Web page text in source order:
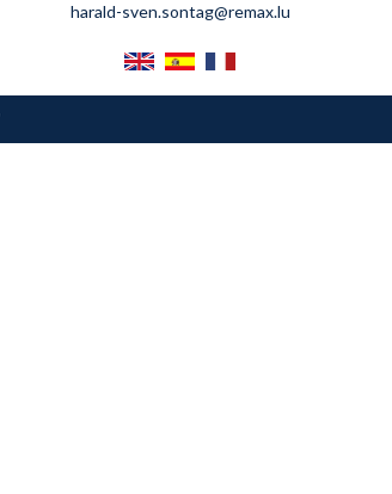
harald-sven.sontag@remax.lu